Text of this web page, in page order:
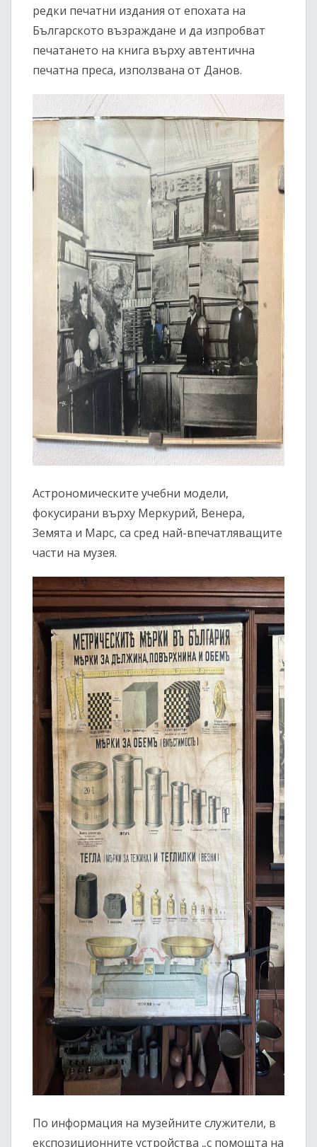
редки печатни издания от епохата на
Българското възраждане и да изпробват
печатането на книга върху автентична
печатна преса, използвана от Данов.
Астрономическите учебни модели,
фокусирани върху Меркурий, Венера,
Земята и Марс, са сред най-впечатляващите
части на музея.
По информация на музейните служители, в
експозиционните устройства „с помощта на